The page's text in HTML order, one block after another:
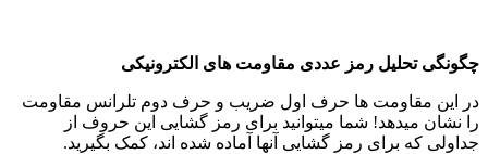
چگونگی تحلیل رمز عددی مقاومت های الکترونیکی
در این مقاومت ها حرف اول ضریب و حرف دوم تلرانس مقاومت
را نشان میدهد! شما میتوانید برای رمز گشایی این حروف از
جداولی که برای رمز گشایی آنها آماده شده اند، کمک بگیرید.